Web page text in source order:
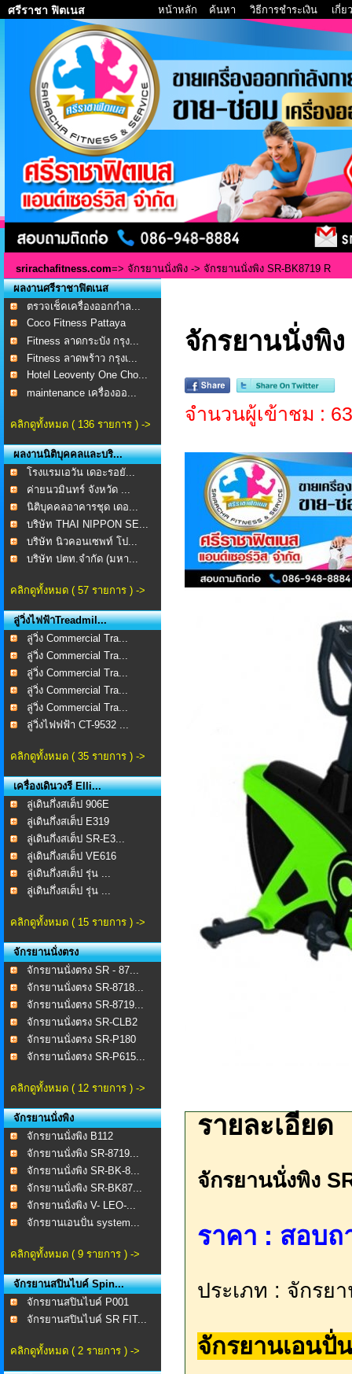
ศรีราชา ฟิตเนส หน้าหลัก ค้นหา วิธีการชำระเงิน เกี่ย
srirachafitness.com=> จักรยานนั่งพิง -> จักรยานนั่งพิง SR-BK8719 R
ผลงานศรีราชาฟิตเนส
ตรวจเช็คเครื่องออกกำล...
Coco Fitness Pattaya
Fitness ลาดกระบัง กรุง...
Fitness ลาดพร้าว กรุงเ...
Hotel Leoventy One Cho...
maintenance เครื่องออ...
คลิกดูทั้งหมด ( 136 รายการ ) ->
ผลงานนิติบุคคลและบริ...
โรงแรมเอวัน เดอะรอยั...
ค่ายนวมินทร์ จังหวัด ...
นิติบุคคลอาคารชุด เดอ...
บริษัท THAI NIPPON SE...
บริษัท นิวคอนเซพท์ โป...
บริษัท ปตท.จำกัด (มหา...
คลิกดูทั้งหมด ( 57 รายการ ) ->
ลู่วิ่งไฟฟ้าTreadmil...
ลู่วิ่ง Commercial Tra...
ลู่วิ่ง Commercial Tra...
ลู่วิ่ง Commercial Tra...
ลู่วิ่ง Commercial Tra...
ลู่วิ่ง Commercial Tra...
ลู่วิ่งไฟฟฟ้า CT-9532 ...
คลิกดูทั้งหมด ( 35 รายการ ) ->
เครื่องเดินวงรี Elli...
ลู่เดินกึ่งสเต็ป 906E
ลู่เดินกึ่งสเต็ป E319
ลู่เดินกึ่งสเต็ป SR-E3...
ลู่เดินกึ่งสเต็ป VE616
ลู่เดินกึ่งสเต็ป รุ่น ...
ลู่เดินกึ่งสเต็ป รุ่น ...
คลิกดูทั้งหมด ( 15 รายการ ) ->
จักรยานนั่งตรง
จักรยานนั่งตรง SR - 87...
จักรยานนั่งตรง SR-8718...
จักรยานนั่งตรง SR-8719...
จักรยานนั่งตรง SR-CLB2
จักรยานนั่งตรง SR-P180
จักรยานนั่งตรง SR-P615...
คลิกดูทั้งหมด ( 12 รายการ ) ->
จักรยานนั่งพิง
จักรยานนั่งพิง B112
จักรยานนั่งพิง SR-8719...
จักรยานนั่งพิง SR-BK-8...
จักรยานนั่งพิง SR-BK87...
จักรยานนั่งพิง V- LEO-...
จักรยานเอนปั่น system...
คลิกดูทั้งหมด ( 9 รายการ ) ->
จักรยานสปินไบค์ Spin...
จักรยานสปินไบค์ P001
จักรยานสปินไบค์ SR FIT...
คลิกดูทั้งหมด ( 2 รายการ ) ->
จักรยานนั่งพิง
จำนวนผู้เข้าชม :
รายละเอียด
จักรยานนั่งพิง
ราคา : สอบถ
ประเภท : จักรย
จักรยานเอนปั่